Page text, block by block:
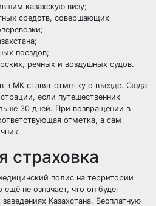
казахскую визу;
средств, совершающих
поездов;
речных и воздушных судов.
в МК ставят отметку о въезде. Сюда
если путешественник
30 дней. При возвращении в
отметка, а сам
страховка
полис на территории
не означает, что он будет
Казахстана. Бесплатную